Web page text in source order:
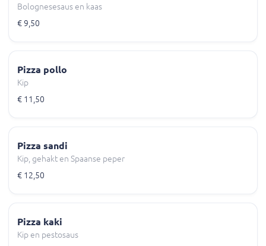
Bolognesesaus en kaas
€ 9,50
Pizza pollo
Kip
€ 11,50
Pizza sandi
Kip, gehakt en Spaanse peper
€ 12,50
Pizza kaki
Kip en pestosaus